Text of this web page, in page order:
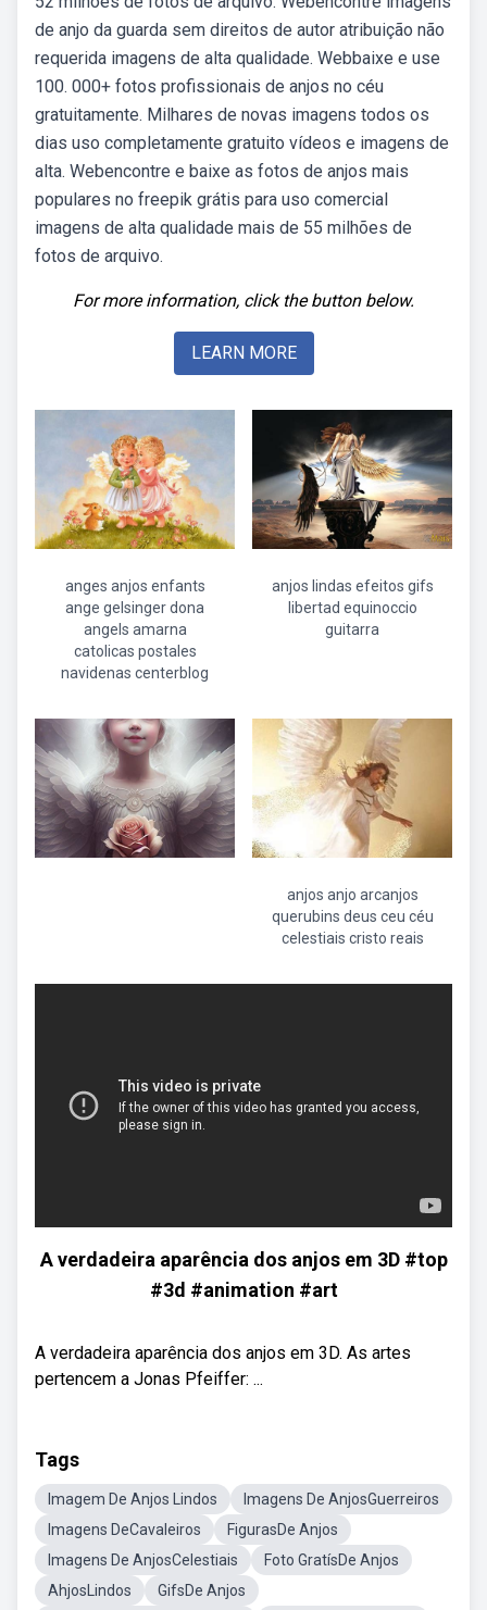
de anjo da guarda sem direitos de autor atribuição não
requerida imagens de alta qualidade. Webbaixe e use
100. 000+ fotos profissionais de anjos no céu
gratuitamente. Milhares de novas imagens todos os
dias uso completamente gratuito vídeos e imagens de
alta. Webencontre e baixe as fotos de anjos mais
populares no freepik grátis para uso comercial
imagens de alta qualidade mais de 55 milhões de
fotos de arquivo.
For more information, click the button below.
LEARN MORE
anges anjos enfants
ange gelsinger dona
angels amarna
catolicas postales
navidenas centerblog
anjos lindas efeitos gifs
libertad equinoccio
guitarra
anjos anjo arcanjos
querubins deus ceu céu
celestiais cristo reais
A verdadeira aparência dos anjos em 3D #top
#3d #animation #art
A verdadeira aparência dos anjos em 3D. As artes
pertencem a Jonas Pfeiffer: ...
Tags
Imagem De Anjos Lindos
Imagens De AnjosGuerreiros
Imagens DeCavaleiros
FigurasDe Anjos
Imagens De AnjosCelestiais
Foto GratísDe Anjos
AhjosLindos
GifsDe Anjos